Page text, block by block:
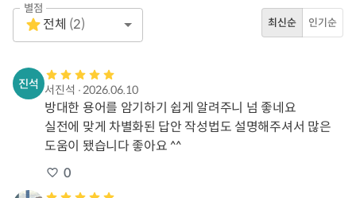
별점
1 Star
Empty
전체 (2) 최신순 인기순
서진석 ∙2026.06.10
방대한 용어를 암기하기 쉽게 알려주니 넘 좋네요
실전에 맞게 차별화된 답안 작성법도 설명해주셔서 많은
도움이 됐습니다 좋아요 ^^
0